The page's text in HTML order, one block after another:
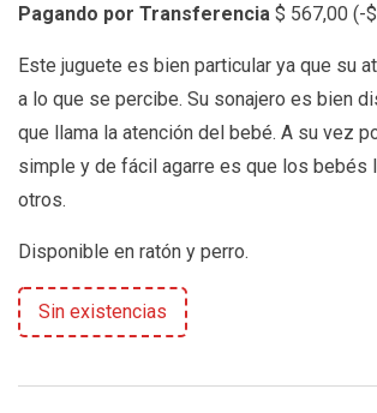
Pagando por Transferencia $ 567,00 (-$
Este juguete es bien particular ya que su
a lo que se percibe. Su sonajero es bien
que llama la atención del bebé. A su vez
simple y de fácil agarre es que los bebés
otros.
Disponible en ratón y perro.
Sin existencias